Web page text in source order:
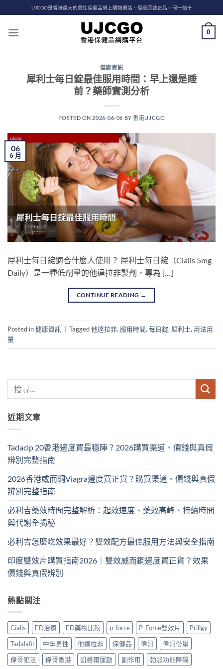
to
content
UJCGO是香港最大的男性保健品網上購物網站、保證原裝正品，假一賠十
0
健康資訊
犀利士每日錠最佳服用時間：早上還是睡
前？藥師實測分析
POSTED ON 2026-06-06 BY香港UJCGO
06
6 月
犀利士每日錠適合什麼人使用？ 犀利士每日錠（Cialis 5mg
Daily）是一種低劑量的他達拉非製劑，專為 […]
CONTINUE READING →
Posted in健康資訊 Tagged他達拉非, 服用時間,每日錠, 犀利士, 用法用
量
近期文章
Tadacip 20香港邊度買最穩陣？2026購買渠道、價錢與真假
辨別完整指南
2026香港威而鋼Viagra邊度買正貨？購買渠道、價錢與真假
辨別完整指南
必利吉藥效時間完整解析：起效速度、藥效高峰、持續時間
與代謝全揭秘
必利吉怎麼吃效果最好？雙效配方最佳服用方法與安全指南
印度雙效片購買指南2026｜雙效威而鋼邊度買正貨？效果
價錢與真假辨別
熱點關注
Cialis ED治療 ED藥物比較 p-force P-Force雙效片
Priligy
Tadalafil
中年男性 他達拉非 保健品 偉哥
偉哥份量
偉哥犯法
偉哥香港 凱格爾運動 副作用 勃起功能障礙